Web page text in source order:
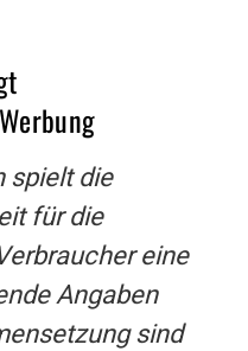
spielt die
für die
eine
Angaben
sind